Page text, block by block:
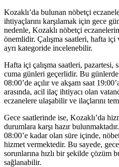
Kozaklı’da bulunan nöbetçi
ihtiyaçlarını karşılamak için gece
nedenle, Kozaklı nöbetçi
önemlidir. Çalışma saatleri, hafta
ayrı kategoride incelenebilir.
Hafta içi çalışma saatleri, pazartesi,
cuma günleri geçerlidir. Bu
08:00’de açılır ve akşam saat
arasında, acil ilaç ihtiyacı olan
eczanelere ulaşabilir ve ilaçlarını
Gece saatlerinde ise, Kozaklı’da
durumlara karşı hazır
08:00’e kadar olan süre içinde,
hizmet vermektedir. Bu sayede,
sorunlarına hızlı bir şekilde çözüm
sağlanabilir.